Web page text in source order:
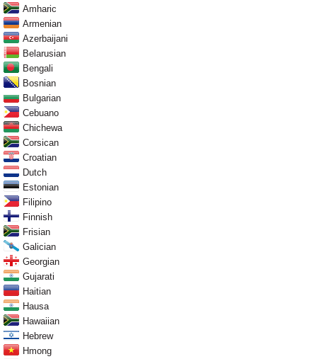
Amharic
Armenian
Azerbaijani
Belarusian
Bengali
Bosnian
Bulgarian
Cebuano
Chichewa
Corsican
Croatian
Dutch
Estonian
Filipino
Finnish
Frisian
Galician
Georgian
Gujarati
Haitian
Hausa
Hawaiian
Hebrew
Hmong